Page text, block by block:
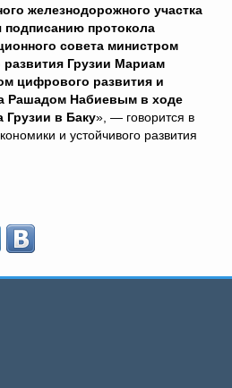
железнодорожного участка
подписанию протокола
совета министром
развития Грузии Мариам
цифрового развития и
Рашадом Набиевым в ходе
Грузии в Баку», — говорится в
и устойчивого развития